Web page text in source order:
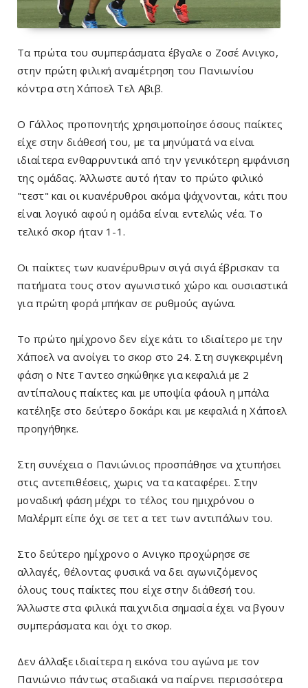
Τα πρώτα του συμπεράσματα έβγαλε ο Ζοσέ Ανιγκο,
στην πρώτη φιλική αναμέτρηση του Πανιωνίου
κόντρα στη Χάποελ Τελ Αβιβ.
Ο Γάλλος προπονητής χρησιμοποίησε όσους παίκτες
είχε στην διάθεσή του, με τα μηνύματά να είναι
ιδιαίτερα ενθαρρυντικά από την γενικότερη εμφάνιση
της ομάδας. Άλλωστε αυτό ήταν το πρώτο φιλικό
"τεστ" και οι κυανέρυθροι ακόμα ψάχνονται, κάτι που
είναι λογικό αφού η ομάδα είναι εντελώς νέα. Το
τελικό σκορ ήταν 1-1.
Οι παίκτες των κυανέρυθρων σιγά σιγά έβρισκαν τα
πατήματα τους στον αγωνιστικό χώρο και ουσιαστικά
για πρώτη φορά μπήκαν σε ρυθμούς αγώνα.
Το πρώτο ημίχρονο δεν είχε κάτι το ιδιαίτερο με την
Χάποελ να ανοίγει το σκορ στο 24. Στη συγκεκριμένη
φάση ο Ντε Ταντεο σηκώθηκε για κεφαλιά με 2
αντίπαλους παίκτες και με υποψία φάουλ η μπάλα
κατέληξε στο δεύτερο δοκάρι και με κεφαλιά η Χάποελ
προηγήθηκε.
Στη συνέχεια ο Πανιώνιος προσπάθησε να χτυπήσει
στις αντεπιθέσεις, χωρις να τα καταφέρει. Στην
μοναδική φάση μέχρι το τέλος του ημιχρόνου ο
Μαλέρμπ είπε όχι σε τετ α τετ των αντιπάλων του.
Στο δεύτερο ημίχρονο ο Ανιγκο προχώρησε σε
αλλαγές, θέλοντας φυσικά να δει αγωνιζόμενος
όλους τους παίκτες που είχε στην διάθεσή του.
Άλλωστε στα φιλικά παιχνιδια σημασία έχει να βγουν
συμπεράσματα και όχι το σκορ.
Δεν άλλαξε ιδιαίτερα η εικόνα του αγώνα με τον
Πανιώνιο πάντως σταδιακά να παίρνει περισσότερα